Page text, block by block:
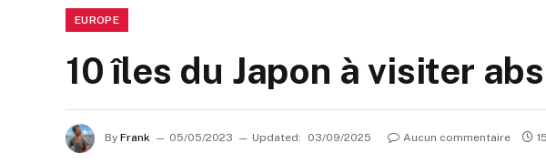
EUROPE
10 îles du Japon à visiter
By Frank 05/05/2023 Updated: 03/09/2025 Aucun commentaire